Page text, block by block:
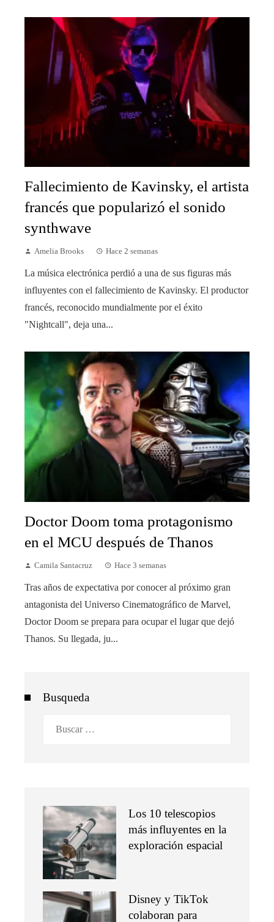
Fallecimiento de Kavinsky, el artista
francés que popularizó el sonido
synthwave
Amelia Brooks Hace 2 semanas
La música electrónica perdió a una de sus figuras más
influyentes con el fallecimiento de Kavinsky. El productor
francés, reconocido mundialmente por el éxito
"Nightcall", deja una...
Doctor Doom toma protagonismo
en el MCU después de Thanos
Camila Santacruz Hace 3 semanas
Tras años de expectativa por conocer al próximo gran
antagonista del Universo Cinematográfico de Marvel,
Doctor Doom se prepara para ocupar el lugar que dejó
Thanos. Su llegada, ju...
Busqueda
Los 10 telescopios
más influyentes en la
exploración espacial
Disney y TikTok
colaboran para